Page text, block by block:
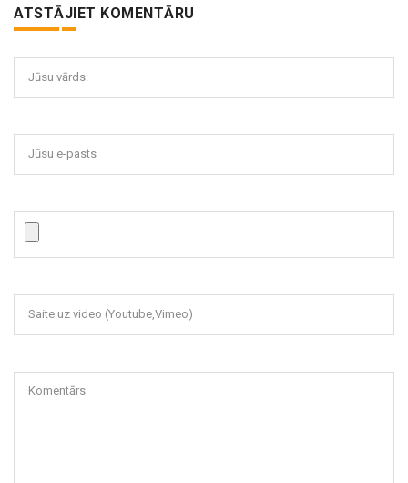
ATSTĀJIET KOMENTĀRU
Jūsu vārds:
Jūsu e-pasts
Saite uz video (Youtube,Vimeo)
Komentārs